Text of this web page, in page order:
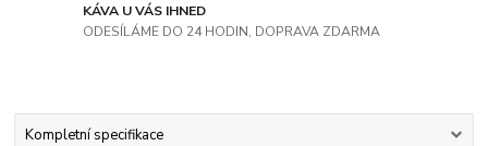
KÁVA U VÁS IHNED
ODESÍLÁME DO 24 HODIN, DOPRAVA ZDARMA
Kompletní specifikace